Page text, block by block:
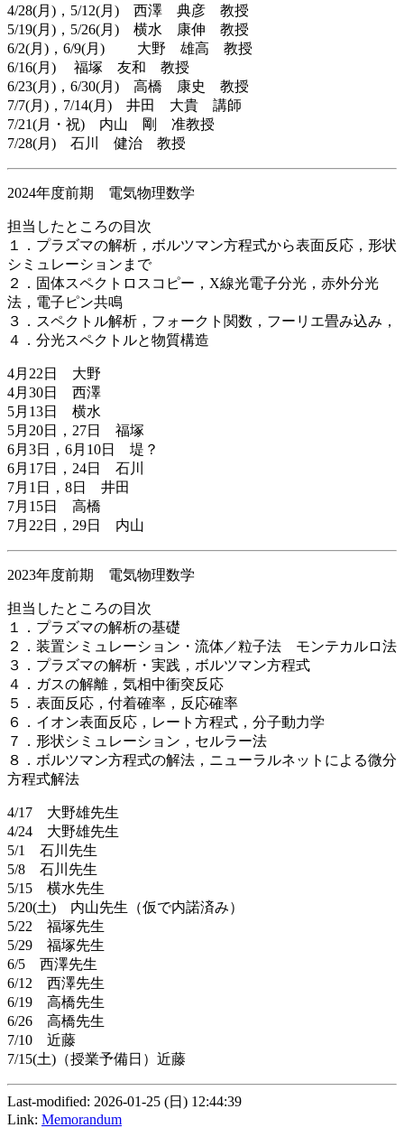
4/28(月)，5/12(月) 西澤 典彦 教授
5/19(月)，5/26(月) 横水 康伸 教授
6/2(月)，6/9(月) 大野 雄高 教授
6/16(月) 福塚 友和 教授
6/23(月)，6/30(月) 高橋 康史 教授
7/7(月)，7/14(月) 井田 大貴 講師
7/21(月・祝) 内山 剛 准教授
7/28(月) 石川 健治 教授
2024年度前期 電気物理数学
担当したところの目次
１．プラズマの解析，ボルツマン方程式から表面反応，形状
シミュレーションまで
２．固体スペクトロスコピー，X線光電子分光，赤外分光
法，電子ピン共鳴
３．スペクトル解析，フォークト関数，フーリエ畳み込み，
４．分光スペクトルと物質構造
4月22日 大野
4月30日 西澤
5月13日 横水
5月20日，27日 福塚
6月3日，6月10日 堤？
6月17日，24日 石川
7月1日，8日 井田
7月15日 高橋
7月22日，29日 内山
2023年度前期 電気物理数学
担当したところの目次
１．プラズマの解析の基礎
２．装置シミュレーション・流体／粒子法 モンテカルロ法
３．プラズマの解析・実践，ボルツマン方程式
４．ガスの解離，気相中衝突反応
５．表面反応，付着確率，反応確率
６．イオン表面反応，レート方程式，分子動力学
７．形状シミュレーション，セルラー法
８．ボルツマン方程式の解法，ニューラルネットによる微分
方程式解法
4/17 大野雄先生
4/24 大野雄先生
5/1 石川先生
5/8 石川先生
5/15 横水先生
5/20(土) 内山先生（仮で内諾済み）
5/22 福塚先生
5/29 福塚先生
6/5 西澤先生
6/12 西澤先生
6/19 高橋先生
6/26 高橋先生
7/10 近藤
7/15(土)（授業予備日）近藤
Last-modified: 2026-01-25 (日) 12:44:39
Link: Memorandum